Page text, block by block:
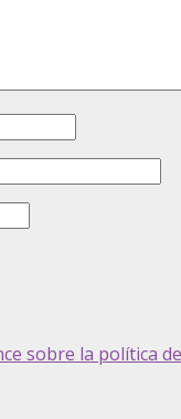
sobre la política